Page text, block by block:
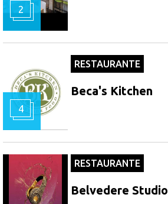
2
4
RESTAURANTE
Beca's Kitchen
RESTAURANTE
Belvedere Studio